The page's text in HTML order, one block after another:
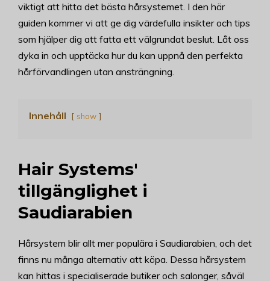
viktigt att hitta det bästa hårsystemet. I den här
guiden kommer vi att ge dig värdefulla insikter och tips
som hjälper dig att fatta ett välgrundat beslut. Låt oss
dyka in och upptäcka hur du kan uppnå den perfekta
hårförvandlingen utan ansträngning.
Innehåll show
Hair Systems'
tillgänglighet i
Saudiarabien
Hårsystem blir allt mer populära i Saudiarabien, och det
finns nu många alternativ att köpa. Dessa hårsystem
kan hittas i specialiserade butiker och salonger, såväl